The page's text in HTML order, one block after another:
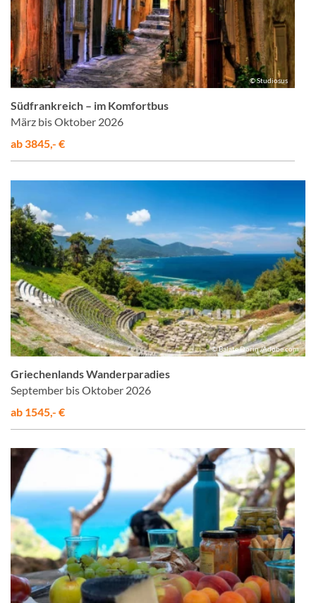
© Studiosus
Südfrankreich – im Komfortbus
März bis Oktober 2026
ab 3845,- €
© Balate Dorin /Adobe.com
Griechenlands Wanderparadies
September bis Oktober 2026
ab 1545,- €